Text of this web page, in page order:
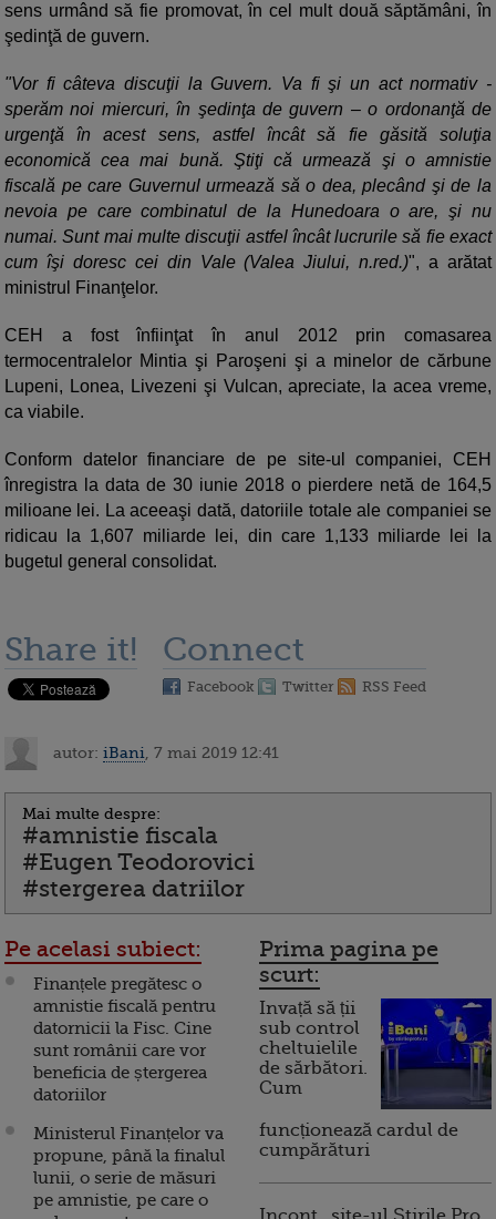
sens urmând să fie promovat, în cel mult două săptămâni, în
şedinţă de guvern.
"Vor fi câteva discuţii la Guvern. Va fi şi un act normativ -
sperăm noi miercuri, în şedinţa de guvern – o ordonanţă de
urgenţă în acest sens, astfel încât să fie găsită soluţia
economică cea mai bună. Ştiţi că urmează şi o amnistie
fiscală pe care Guvernul urmează să o dea, plecând şi de la
nevoia pe care combinatul de la Hunedoara o are, şi nu
numai. Sunt mai multe discuţii astfel încât lucrurile să fie exact
cum îşi doresc cei din Vale (Valea Jiului, n.red.)", a arătat
ministrul Finanţelor.
CEH a fost înfiinţat în anul 2012 prin comasarea
termocentralelor Mintia şi Paroşeni şi a minelor de cărbune
Lupeni, Lonea, Livezeni şi Vulcan, apreciate, la acea vreme,
ca viabile.
Conform datelor financiare de pe site-ul companiei, CEH
înregistra la data de 30 iunie 2018 o pierdere netă de 164,5
milioane lei. La aceeaşi dată, datoriile totale ale companiei se
ridicau la 1,607 miliarde lei, din care 1,133 miliarde lei la
bugetul general consolidat.
Share it! Connect
Facebook Twitter RSS Feed
autor: iBani , 7 mai 2019 12:41
Mai multe despre:
#amnistie fiscala
#Eugen Teodorovici
#stergerea datriilor
Pe acelasi subiect:
Finanțele pregătesc o
amnistie fiscală pentru
datornicii la Fisc. Cine
sunt românii care vor
beneficia de ștergerea
datoriilor
Ministerul Finanțelor va
propune, până la finalul
lunii, o serie de măsuri
pe amnistie, pe care o
Prima pagina pe
scurt:
Invață să ții
sub control
cheltuielile
de sărbători.
Cum
funcționează cardul de
cumpărături